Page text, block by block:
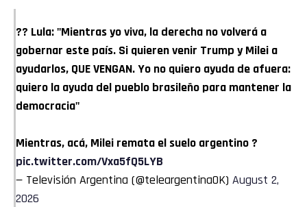
?? Lula: "Mientras yo viva, la derecha no volverá a
gobernar este país. Si quieren venir Trump y Milei a
ayudarlos, QUE VENGAN. Yo no quiero ayuda de afuera:
quiero la ayuda del pueblo brasileño para mantener la
democracia"
Mientras, acá, Milei remata el suelo argentino ?
pic.twitter.com/Vxa5fQ5LYB
— Televisión Argentina (@teleargentinaOK) August 2,
2026